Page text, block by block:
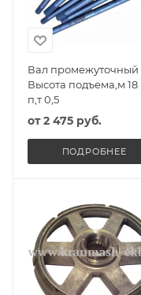
Вал промежуточный
Высота подъема,м 18
п,т 0,5
от2 475 руб.
ПОДРОБНЕЕ